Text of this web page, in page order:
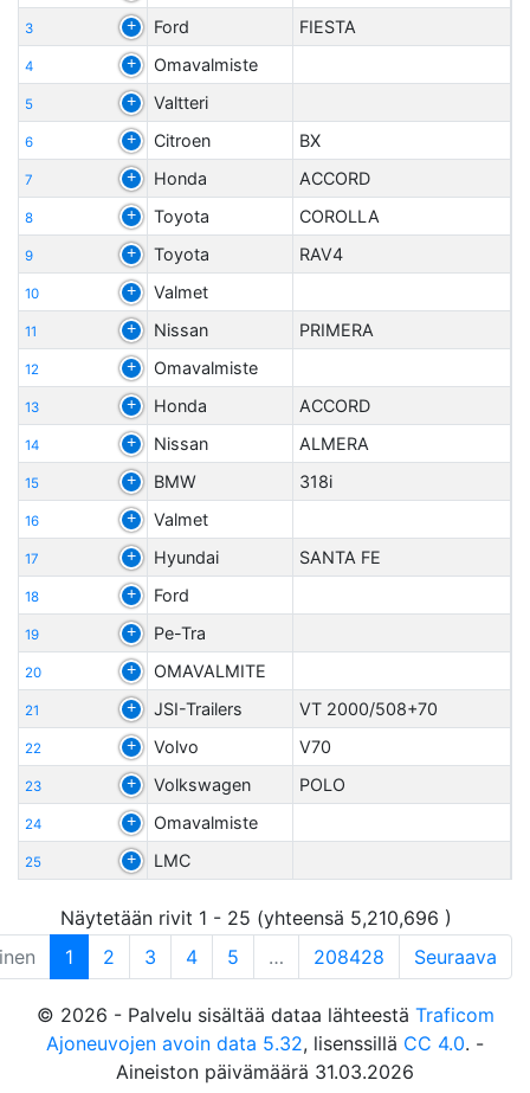
3 Ford FIESTA
4 Omavalmiste
5 Valtteri
6 Citroen BX
7 Honda ACCORD
8 Toyota COROLLA
9 Toyota RAV4
10 Valmet
11 Nissan PRIMERA
12 Omavalmiste
13 Honda ACCORD
14 Nissan ALMERA
15 BMW 318i
16 Valmet
17 Hyundai SANTA FE
18 Ford
19 Pe-Tra
20 OMAVALMITE
21 JSI-Trailers VT 2000/508+70
22 Volvo V70
23 Volkswagen POLO
24 Omavalmiste
25 LMC
Näytetään rivit 1 - 25 (yhteensä 5,210,696 )
1 2 3 4 5 … 208428 Seuraava
© 2026 - Palvelu sisältää dataa lähteestä Traficom
Ajoneuvojen avoin data 5.32, lisenssillä CC 4.0. -
Aineiston päivämäärä 31.03.2026